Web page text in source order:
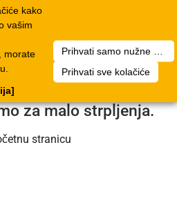
kako
vašim
morate
Prihvati sve kolačiće
je do pogreške. Naš
na rješavanju
za malo strpljenja.
stranicu